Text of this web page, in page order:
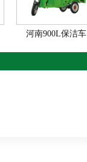
河南900L保洁车